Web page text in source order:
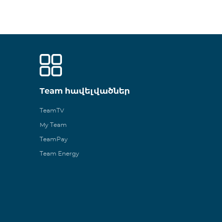
Team հավելվածներ
TeamTV
My Team
TeamPay
Team Energy